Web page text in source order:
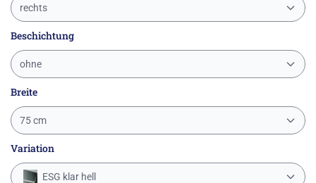
rechts
Beschichtung
ohne
Breite
75 cm
Variation
ESG klar hell